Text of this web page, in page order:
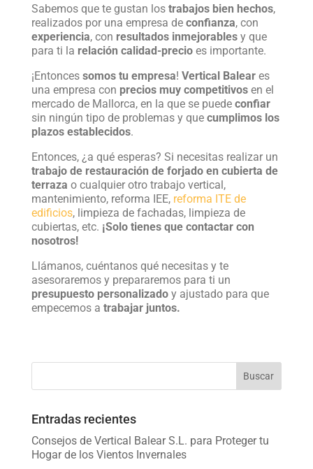
Sabemos que te gustan los trabajos bien hechos,
realizados por una empresa de confianza, con
experiencia, con resultados inmejorablesy que
para ti la relación calidad-precioes importante.
¡Entonces somos tu empresa! Vertical Baleares
una empresa con precios muy competitivosen el
mercado de Mallorca, en la que se puede confiar
sin ningún tipo de problemas y que cumplimos los
plazos establecidos.
Entonces, ¿a qué esperas? Si necesitas realizar un
trabajo de restauración de forjado en cubierta de
terraza o cualquier otro trabajo vertical,
mantenimiento, reforma IEE, reforma ITE de
edificios, limpieza de fachadas, limpieza de
cubiertas, etc. ¡Solo tienes que contactar con
nosotros!
Llámanos, cuéntanos qué necesitas y te
asesoraremos y prepararemos para ti un
presupuesto personalizadoy ajustado para que
empecemos a trabajar juntos.
Entradas recientes
Consejos de Vertical Balear S.L. para Proteger tu
Hogar de los Vientos Invernales